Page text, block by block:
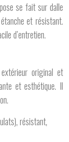
se fait sur dalle
et résistant.
d’entretien.
original et
et esthétique. Il
résistant,